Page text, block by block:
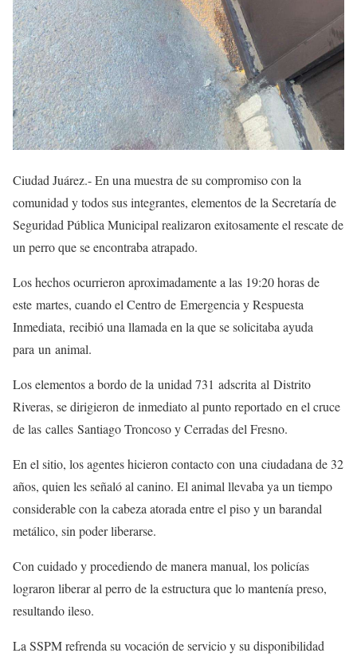
Ciudad Juárez.- En una muestra de su compromiso con la
comunidad y todos sus integrantes, elementos de la Secretaría de
Seguridad Pública Municipal realizaron exitosamente el rescate de
un perro que se encontraba atrapado.
Los hechos ocurrieron aproximadamente a las 19:20 horas de
este martes, cuando el Centro de Emergencia y Respuesta
Inmediata, recibió una llamada en la que se solicitaba ayuda
para un animal.
Los elementos a bordo de la unidad 731 adscrita al Distrito
Riveras, se dirigieron de inmediato al punto reportado en el cruce
de las calles Santiago Troncoso y Cerradas del Fresno.
En el sitio, los agentes hicieron contacto con una ciudadana de 32
años, quien les señaló al canino. El animal llevaba ya un tiempo
considerable con la cabeza atorada entre el piso y un barandal
metálico, sin poder liberarse.
Con cuidado y procediendo de manera manual, los policías
lograron liberar al perro de la estructura que lo mantenía preso,
resultando ileso.
La SSPM refrenda su vocación de servicio y su disponibilidad